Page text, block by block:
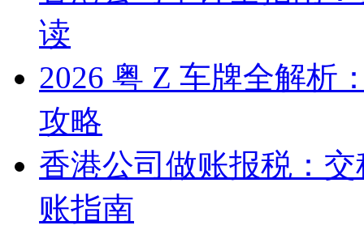
读
2026 粤 Z 车牌全解析
攻略
香港公司做账报税：
账指南